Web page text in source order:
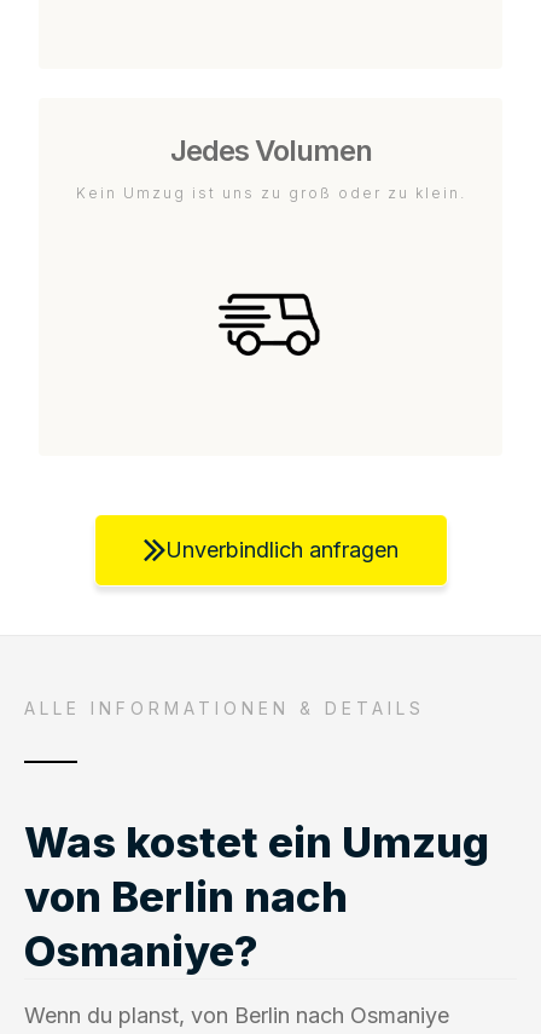
Jedes Volumen
Kein Umzug ist uns zu groß oder zu klein.
Unverbindlich anfragen
ALLE INFORMATIONEN & DETAILS
Was kostet ein Umzug
von Berlin nach
Osmaniye?
Wenn du planst, von Berlin nach Osmaniye